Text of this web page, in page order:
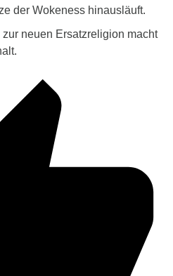
der Wokeness hinausläuft.
neuen Ersatzreligion macht